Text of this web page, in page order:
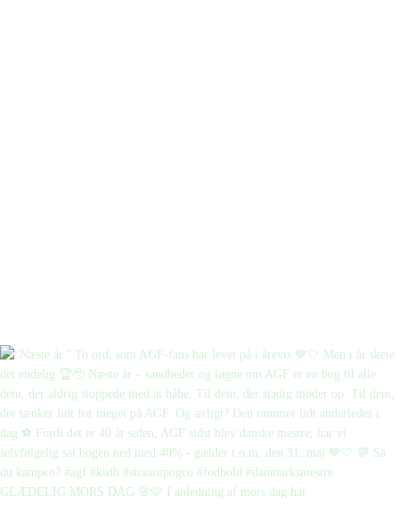
GLÆDELIG MORS DAG 🌸🩷 I anledning af mors dag har